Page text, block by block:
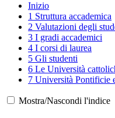
Inizio
1 Struttura accademica
2 Valutazioni degli
3 I gradi accademici
4 I corsi di laurea
5 Gli studenti
6 Le Università
7 Università Pontificie
Mostra/Nascondi l'indice